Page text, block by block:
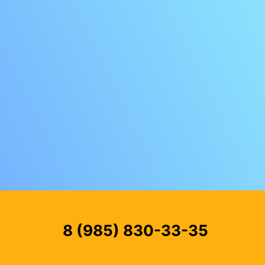
8 (985) 830-33-35